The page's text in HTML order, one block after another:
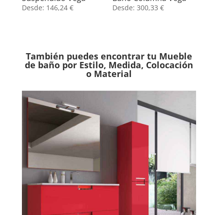
Desde: 146,24 € Desde:300,33€
También puedes encontrar tu Mueble
de baño por Estilo, Medida, Colocación
o Material